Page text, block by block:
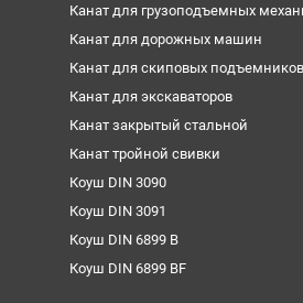
Канат для грузоподъемных
Канат для дорожных машин
Канат для скиповых
Канат для экскаваторов
Канат закрытый стальной
Канат тройной свивки
Коуш DIN 3090
Коуш DIN 3091
Коуш DIN 6899 B
Коуш DIN 6899 BF